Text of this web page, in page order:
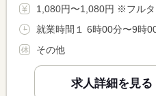
1,080円〜1,080円 ※フルタイム求人の場合は月額（換
その他
求人詳細を見る